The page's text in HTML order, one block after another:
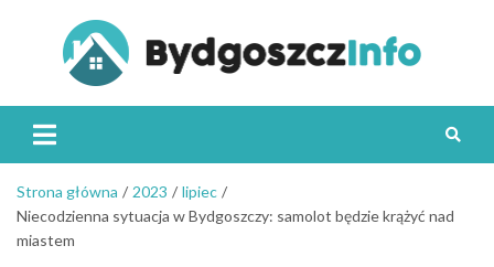
Strona główna 2023
lipiec
Niecodzienna sytuacja w Bydgoszczy: samolot będzie krążyć nad
miastem